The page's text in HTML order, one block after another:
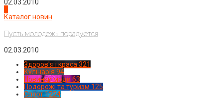
02.03.2010
Каталог новин
Пусть молодежь порадуется
02.03.2010
Здоров'я і краса 321
Кулінарія 94
Новинки моди 63
Подорожі та туризм 125
Спорт1224